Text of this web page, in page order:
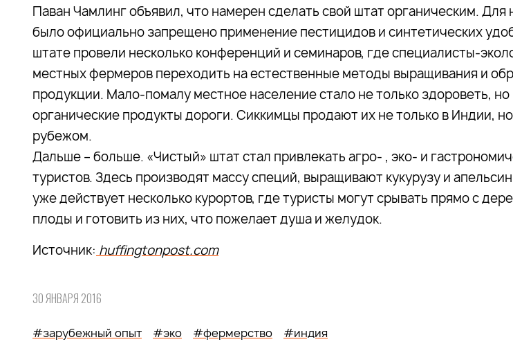
Паван Чамлинг объявил, что намерен сделать свой штат органическим. Для
было официально запрещено применение пестицидов и синтетических
штате провели несколько конференций и семинаров, где специалисты-
местных фермеров переходить на естественные методы выращивания и
продукции. Мало-помалу местное население стало не только здороветь, но
органические продукты дороги. Сиккимцы продают их не только в Индии,
рубежом.
Дальше – больше. «Чистый» штат стал привлекать агро- , эко- и
туристов. Здесь производят массу специй, выращивают кукурузу и
уже действует несколько курортов, где туристы могут срывать прямо с
плоды и готовить из них, что пожелает душа и желудок.
Источник: huffingtonpost.com
30 ЯНВАРЯ 2016
#зарубежный опыт #эко #фермерство #индия